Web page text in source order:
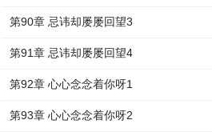
第90章 忌讳却屡屡回望3
第91章 忌讳却屡屡回望4
第92章 心心念念着你呀1
第93章 心心念念着你呀2